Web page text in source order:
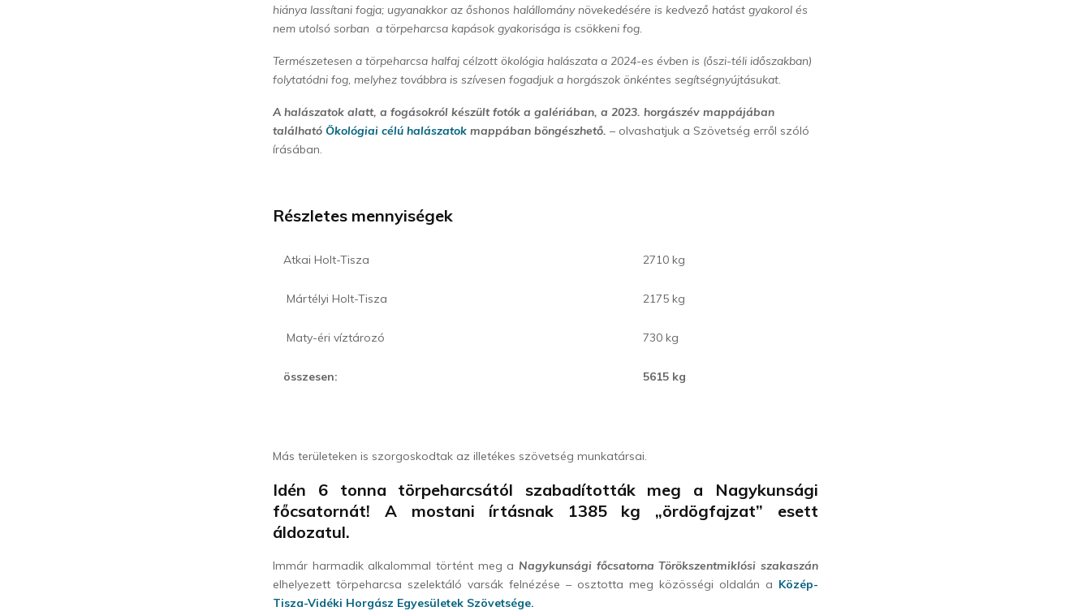
hiánya lassítani fogja; ugyanakkor az őshonos halállomány növekedésére is kedvező hatást gyakorol és
nem utolsó sorban a törpeharcsa kapások gyakorisága is csökkeni fog.
Természetesen a törpeharcsa halfaj célzott ökológia halászata a 2024-es évben is (őszi-téli időszakban)
folytatódni fog, melyhez továbbra is szívesen fogadjuk a horgászok önkéntes segítségnyújtásukat.
A halászatok alatt, a fogásokról készült fotók a galériában, a 2023. horgászév mappájában
találhatóÖkológiai célú halászatok mappában böngészhető.– olvashatjuk a Szövetség erről szóló
írásában.
Részletes mennyiségek
Atkai Holt-Tisza 2710 kg
Mártélyi Holt-Tisza 2175 kg
Maty-éri víztározó 730 kg
összesen: 5615 kg
Más területeken is szorgoskodtak az illetékes szövetség munkatársai.
Idén 6 tonna törpeharcsától szabadították meg a Nagykunsági
főcsatornát! A mostani írtásnak 1385 kg „ördögfajzat” esett
áldozatul.
Immár harmadik alkalommal történt meg a Nagykunsági főcsatorna Törökszentmiklósi szakaszán
elhelyezett törpeharcsa szelektáló varsák felnézése – osztotta meg közösségi oldalán a Közép-
Tisza-Vidéki Horgász Egyesületek Szövetsége.